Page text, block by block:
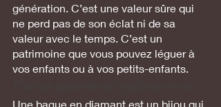
génération. C’est une valeur sûre qui
ne perd pas de son éclat ni de sa
valeur avec le temps. C’est un
patrimoine que vous pouvez léguer à
vos enfants ou à vos petits-enfants.
Une bague en diamant est un bijou qui